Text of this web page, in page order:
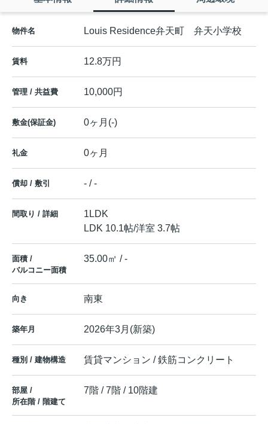
物件名 Louis Residence弁天町 弁天小学校
賃料 12.8万円
管理 / 共益費 10,000円
敷金(保証金) 0ヶ月(-)
礼金 0ヶ月
償却 / 敷引 - / -
間取り / 詳細
1LDK
LDK 10.1帖/洋室 3.7帖
面積 /
バルコニー面積
35.00㎡ / -
向き 南東
築年月 2026年3月(新築)
種別 / 建物構造 賃貸マンション / 鉄筋コンクリート
部屋 /
所在階 / 階建て
7階 / 7階 / 10階建